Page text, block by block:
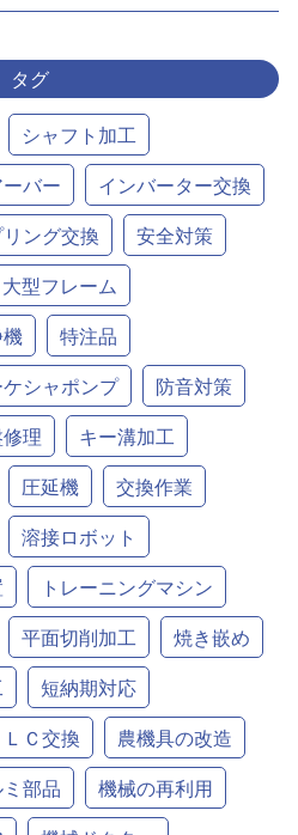
タグ
シャフト加工
バー
インバーター交換
ング交換
安全対策
大型フレーム
特注品
ケシャポンプ
防音対策
理
キー溝加工
圧延機
交換作業
溶接ロボット
トレーニングマシン
平面切削加工
焼き嵌め
短納期対応
ＬＣ交換
農機具の改造
部品
機械の再利用